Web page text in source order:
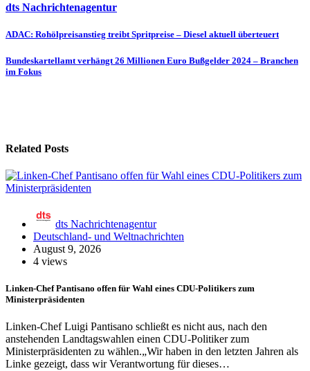
dts Nachrichtenagentur
Beitragsnavigation
ADAC: Rohölpreisanstieg treibt Spritpreise – Diesel aktuell überteuert
Bundeskartellamt verhängt 26 Millionen Euro Bußgelder 2024 – Branchen
im Fokus
Related Posts
dts Nachrichtenagentur
Deutschland- und Weltnachrichten
August 9, 2026
4 views
Linken-Chef Pantisano offen für Wahl eines CDU-Politikers zum
Ministerpräsidenten
Linken-Chef Luigi Pantisano schließt es nicht aus, nach den
anstehenden Landtagswahlen einen CDU-Politiker zum
Ministerpräsidenten zu wählen.„Wir haben in den letzten Jahren als
Linke gezeigt, dass wir Verantwortung für dieses…